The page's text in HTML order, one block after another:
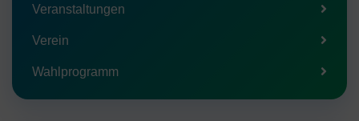
Veranstaltungen
Verein
Wahlprogramm